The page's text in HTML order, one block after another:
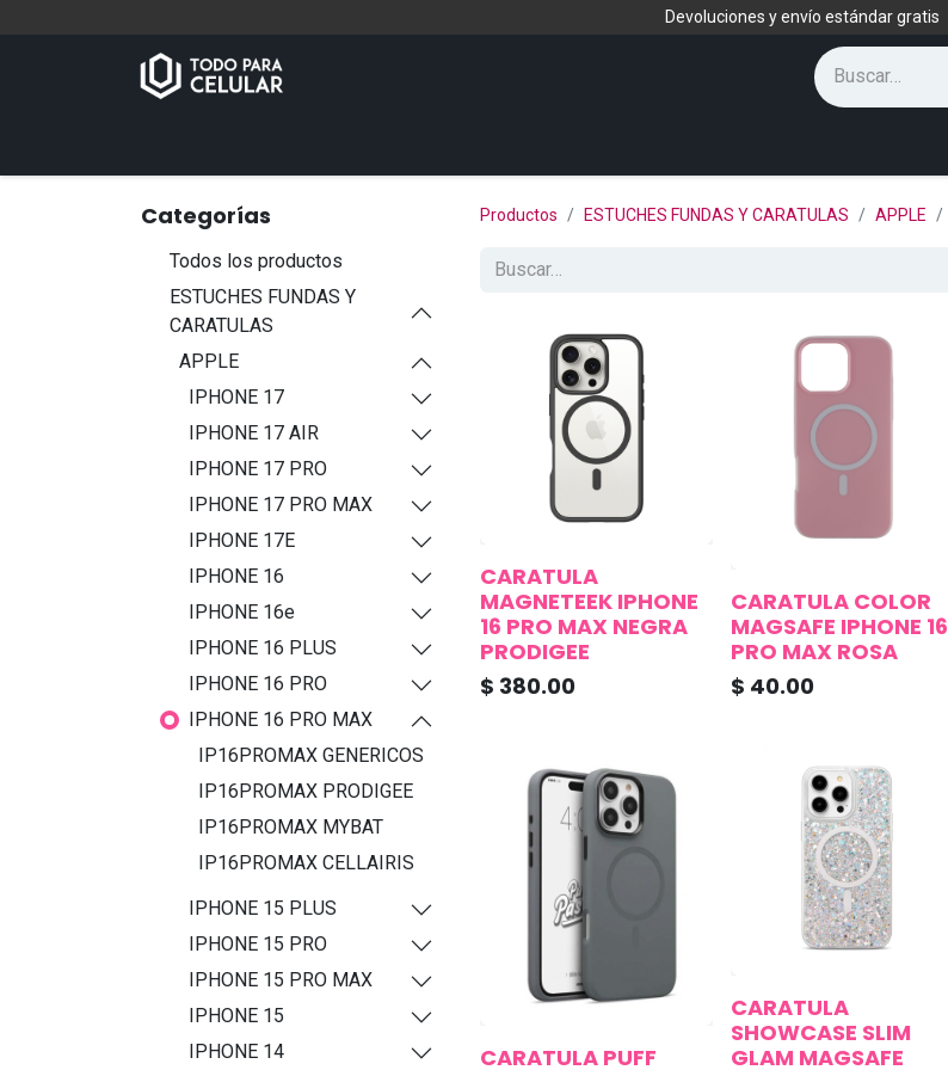
Devoluciones y envío estándar gratis
Categorías
Todos los productos
ESTUCHES FUNDAS Y
CARATULAS
APPLE
IPHONE 17
IPHONE 17 AIR
IPHONE 17 PRO
IPHONE 17 PRO MAX
IPHONE 17E
IPHONE 16
IPHONE 16e
IPHONE 16 PLUS
IPHONE 16 PRO
IPHONE 16 PRO MAX
IP16PROMAX GENERICOS
IP16PROMAX PRODIGEE
IP16PROMAX MYBAT
IP16PROMAX CELLAIRIS
IPHONE 15 PLUS
IPHONE 15 PRO
IPHONE 15 PRO MAX
IPHONE 15
IPHONE 14
Productos ESTUCHES FUNDAS Y CARATULAS APPLE
CARATULA
MAGNETEEK IPHONE
16 PRO MAX NEGRA
PRODIGEE
$ 380.00
CARATULA COLOR
MAGSAFE IPHONE 16
PRO MAX ROSA
$ 40.00
CARATULA PUFF
CARATULA
SHOWCASE SLIM
GLAM MAGSAFE